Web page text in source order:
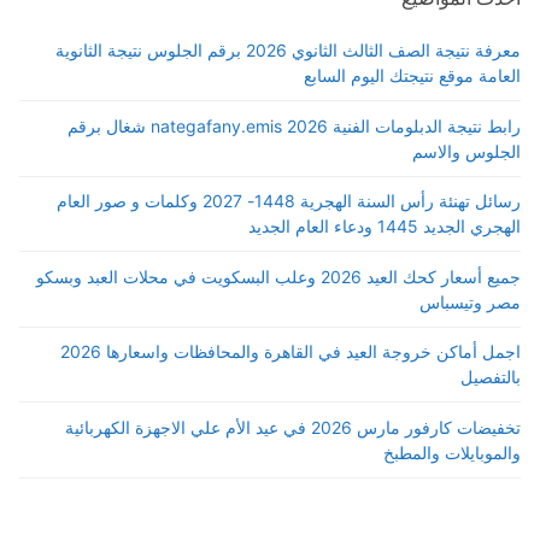
معرفة نتيجة الصف الثالث الثانوي 2026 برقم الجلوس نتيجة الثانوية
العامة موقع نتيجتك اليوم السابع
رابط نتيجة الدبلومات الفنية 2026 nategafany.emis شغال برقم
الجلوس والاسم
رسائل تهنئة رأس السنة الهجرية 1448- 2027 وكلمات و صور العام
الهجري الجديد 1445 ودعاء العام الجديد
جميع أسعار كحك العيد 2026 وعلب البسكويت في محلات العبد وبسكو
مصر وتيسباس
اجمل أماكن خروجة العيد في القاهرة والمحافظات واسعارها 2026
بالتفصيل
تخفيضات كارفور مارس 2026 في عيد الأم علي الاجهزة الكهربائية
والموبايلات والمطبخ